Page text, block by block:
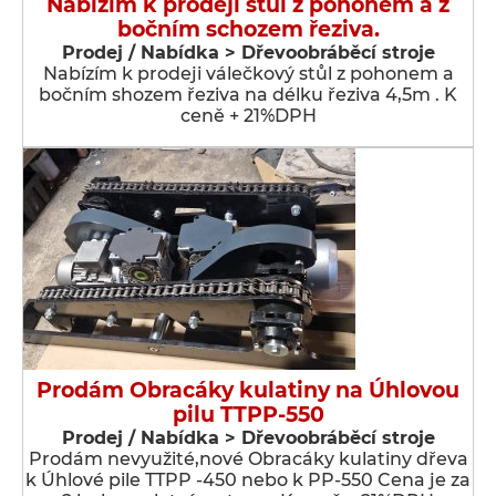
bočním schozem řeziva.
Prodej / Nabídka > Dřevoobráběcí stroje
Nabízím k prodeji válečkový stůl z pohonem a
bočním shozem řeziva na délku řeziva 4,5m . K
ceně + 21%DPH
Prodám Obracáky kulatiny na Úhlovou
pilu TTPP-550
Prodej / Nabídka > Dřevoobráběcí stroje
Prodám nevyužité,nové Obracáky kulatiny dřeva
k Úhlové pile TTPP -450 nebo k PP-550 Cena je za